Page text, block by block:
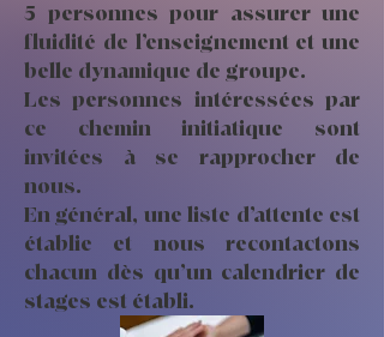
5 personnes pour assurer une
fluidité de l’enseignement et une
belle dynamique de groupe.
Les personnes intéressées par
ce chemin initiatique sont
invitées à se rapprocher de
nous.
En général, une liste d’attente est
établie et nous recontactons
chacun dès qu’un calendrier de
stages est établi.